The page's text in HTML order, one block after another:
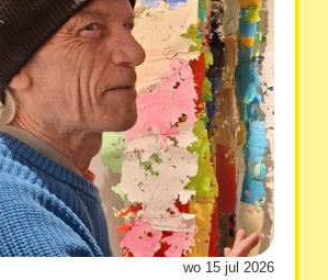
wo 15 jul 2026